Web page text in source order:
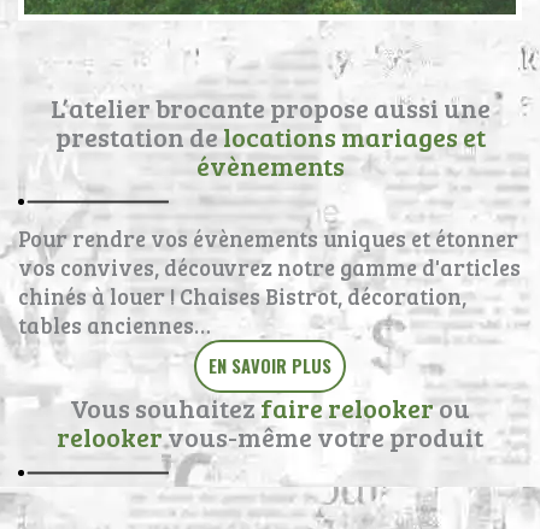
L’atelier brocante propose aussi une
prestation de locations mariages et
évènements
Pour rendre vos évènements uniques et étonner
vos convives, découvrez notre gamme d'articles
chinés à louer ! Chaises Bistrot, décoration,
tables anciennes…
EN SAVOIR PLUS
Vous souhaitez faire relookerou
relookervous-même votre produit